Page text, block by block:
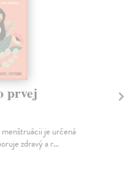
prvej
je určená
zdravý a r...